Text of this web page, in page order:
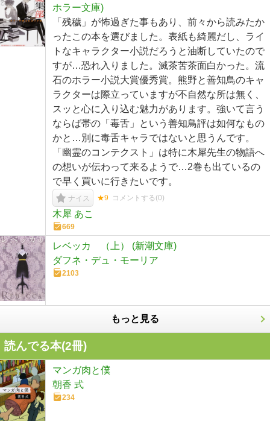
ホラー文庫)
「残穢」が怖過ぎた事もあり、前々から読みたか
ったこの本を選びました。表紙も綺麗だし、ライ
トなキャラクター小説だろうと油断していたので
すが…恐れ入りました。滅茶苦茶面白かった。流
石のホラー小説大賞優秀賞。熊野と善知鳥のキャ
ラクターは際立っていますが不自然な所は無く、
スッと心に入り込む魅力があります。強いて言う
ならば帯の「毒舌」という善知鳥評は如何なもの
かと…別に毒舌キャラではないと思うんです。
「幽霊のコンテクスト」は特に木犀先生の物語へ
の想いが伝わって来るようで…2巻も出ているの
で早く買いに行きたいです。
ナイス ★9 コメントする(0)
木犀 あこ
669
レベッカ （上） (新潮文庫)
ダフネ・デュ・モーリア
2103
もっと見る
読んでる本(2冊)
マンガ肉と僕
朝香 式
234